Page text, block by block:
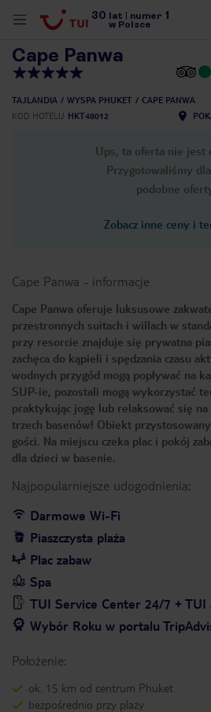
30 lat numer 1
w Polsce
Cape Panwa
TAJLANDIA WYSPA PHUKET
CAPE PANWA
KOD HOTELU HKT48012
Ups, ta oferta nie jest
Przygotowaliśmy
podobne
Zobacz inne ceny i
Cape Panwa - informacje
Cape Panwa oferuje luksusowe
przestronnych suitach i willach w
przy resorcie znajduje się prywatna
zachęca do kąpieli i spędzania czasu
wodnych przygód mogą popływać na
SUP-ie, pozostali mogą wykorzystać
praktykując jogę lub relaksować się
trzech basenów! Obiekt
gości. Na miejscu czeka plac i pokój
dla dzieci w basenie.
Najpopularniejsze udogodnienia:
Darmowe Wi-Fi
Piaszczysta plaża
Plac zabaw
Spa
TUI Service Center 24/7 + TUI
Wybór Roku w portalu
Położenie:
ok. 15 km od centrum Phuket
bezpośrednio przy plaży